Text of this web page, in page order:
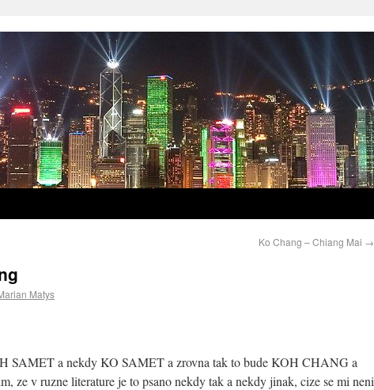
Ko Chang – Chiang Mai →
Matys
SAMET a nekdy KO SAMET a zrovna tak to bude KOH CHANG a
ze v ruzne literature je to psano nekdy tak a nekdy jinak, cize se mi neni